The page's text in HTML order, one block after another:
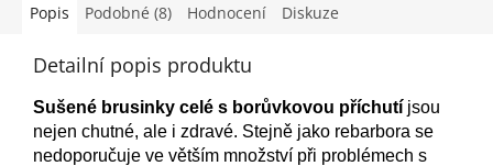
Popis Podobné (8) Hodnocení Diskuze
Detailní popis produktu
Sušené brusinky celé s borůvkovou příchutí jsou
nejen chutné, ale i zdravé. Stejně jako rebarbora se
nedoporučuje ve větším množství při problémech s